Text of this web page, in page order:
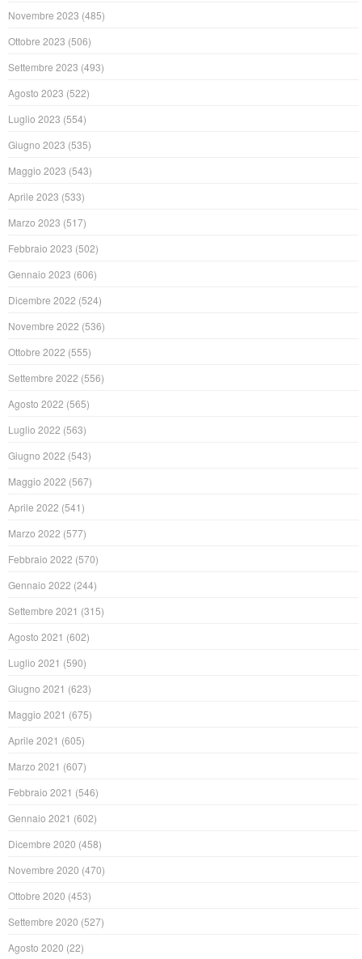
Novembre 2023 (485)
Ottobre 2023 (506)
Settembre 2023 (493)
Agosto 2023 (522)
Luglio 2023 (554)
Giugno 2023 (535)
Maggio 2023 (543)
Aprile 2023 (533)
Marzo 2023 (517)
Febbraio 2023 (502)
Gennaio 2023 (606)
Dicembre 2022 (524)
Novembre 2022 (536)
Ottobre 2022 (555)
Settembre 2022 (556)
Agosto 2022 (565)
Luglio 2022 (563)
Giugno 2022 (543)
Maggio 2022 (567)
Aprile 2022 (541)
Marzo 2022 (577)
Febbraio 2022 (570)
Gennaio 2022 (244)
Settembre 2021 (315)
Agosto 2021 (602)
Luglio 2021 (590)
Giugno 2021 (623)
Maggio 2021 (675)
Aprile 2021 (605)
Marzo 2021 (607)
Febbraio 2021 (546)
Gennaio 2021 (602)
Dicembre 2020 (458)
Novembre 2020 (470)
Ottobre 2020 (453)
Settembre 2020 (527)
Agosto 2020 (22)